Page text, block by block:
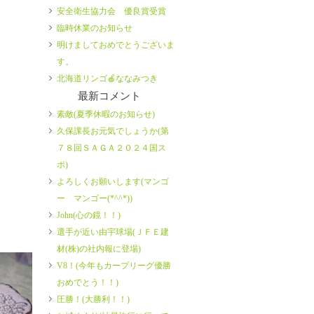
安全衛生協力会 優良賞受賞
臨時休業のお知らせ
明けましておめでとうございま
す。
北海道リンゴ🍎ななみつき
最新コメント
素敵(夏季休暇のお知らせ)
久保課長お元気でしょうか(第
７８回ＳＡＧＡ２０２４国ス
ポ)
よろしくお願いします(マンゴ
ー マンゴー(*^^*))
John(心の鏡！！)
選手が近い由宇球場(ＪＦＥ建
材(株)の社内報に登場)
V8！(今年もカープリーグ優勝
おめでとう！！)
圧勝！(大勝利！！)